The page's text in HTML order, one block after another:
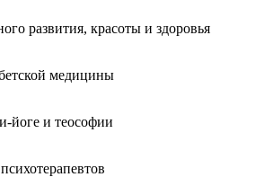
развития, красоты и здоровья
медицины
йоге и теософии